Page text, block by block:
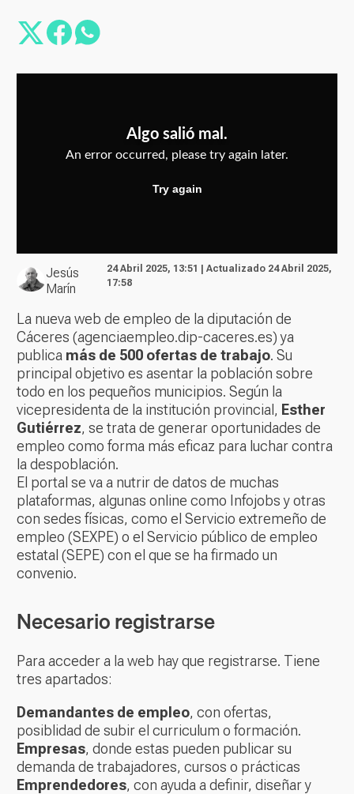
Jesús
Marín
24 Abril 2025, 13:51 | Actualizado 24 Abril 2025,
17:58
La nueva web de empleo de la diputación de
Cáceres (agenciaempleo.dip-caceres.es) ya
publica más de 500 ofertas de trabajo. Su
principal objetivo es asentar la población sobre
todo en los pequeños municipios. Según la
vicepresidenta de la institución provincial, Esther
Gutiérrez, se trata de generar oportunidades de
empleo como forma más eficaz para luchar contra
la despoblación.
El portal se va a nutrir de datos de muchas
plataformas, algunas online como Infojobs y otras
con sedes físicas, como el Servicio extremeño de
empleo (SEXPE) o el Servicio público de empleo
estatal (SEPE) con el que se ha firmado un
convenio.
Necesario registrarse
Para acceder a la web hay que registrarse. Tiene
tres apartados:
Demandantes de empleo, con ofertas,
posiblidad de subir el curriculum o formación.
Empresas, donde estas pueden publicar su
demanda de trabajadores, cursos o prácticas
Emprendedores, con ayuda a definir, diseñar y